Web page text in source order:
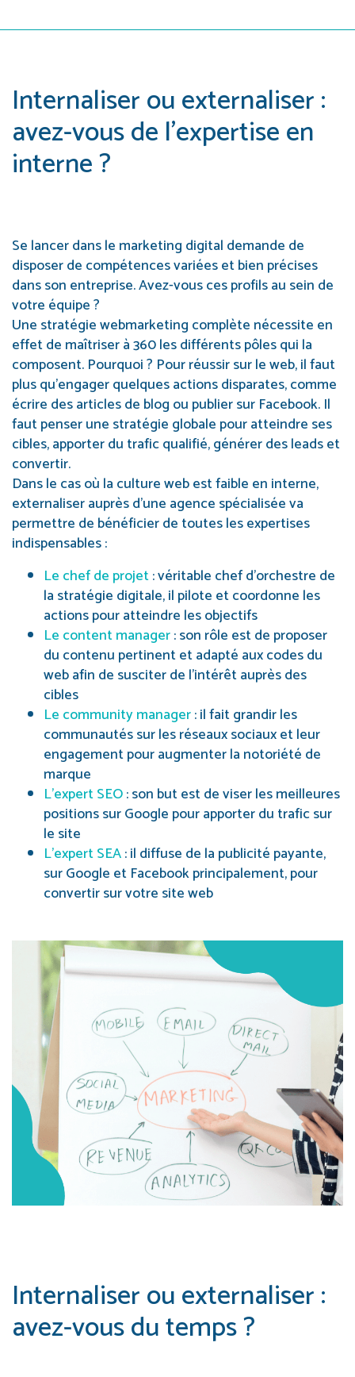
Internaliser ou externaliser :
avez-vous de l’expertise en
interne ?
Se lancer dans le marketing digital demande de
disposer de compétences variées et bien précises
dans son entreprise. Avez-vous ces profils au sein de
votre équipe ?
Une stratégie webmarketing complète nécessite en
effet de maîtriser à 360 les différents pôles qui la
composent. Pourquoi ? Pour réussir sur le web, il faut
plus qu’engager quelques actions disparates, comme
écrire des articles de blog ou publier sur Facebook. Il
faut penser une stratégie globale pour atteindre ses
cibles, apporter du trafic qualifié, générer des leads et
convertir.
Dans le cas où la culture web est faible en interne,
externaliser auprès d’une agence spécialisée va
permettre de bénéficier de toutes les expertises
indispensables :
Le chef de projet: véritable chef d’orchestre de
la stratégie digitale, il pilote et coordonne les
actions pour atteindre les objectifs
Le content manager: son rôle est de proposer
du contenu pertinent et adapté aux codes du
web afin de susciter de l’intérêt auprès des
cibles
Le community manager: il fait grandir les
communautés sur les réseaux sociaux et leur
engagement pour augmenter la notoriété de
marque
L’expert SEO: son but est de viser les meilleures
positions sur Google pour apporter du trafic sur
le site
L’expert SEA: il diffuse de la publicité payante,
sur Google et Facebook principalement, pour
convertir sur votre site web
Internaliser ou externaliser :
avez-vous du temps ?